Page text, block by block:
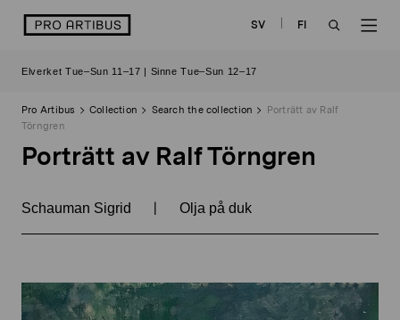
logo SV
FI
Elverket Tue–Sun 11–17 | Sinne Tue–Sun 12–17
Pro Artibus Collection Search the collection
Porträtt av Ralf
Törngren
Porträtt av Ralf Törngren
Schauman Sigrid | Olja på duk